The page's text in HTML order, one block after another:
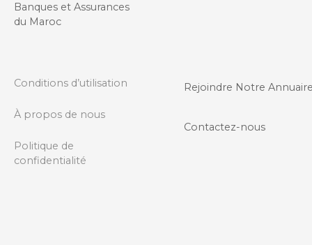
n
e
s
m
e
Banques et Assurances
du Maroc
Conditions d’utilisation
À propos de nous
Politique de
confidentialité
Rejoindre Notre
Contactez-nous